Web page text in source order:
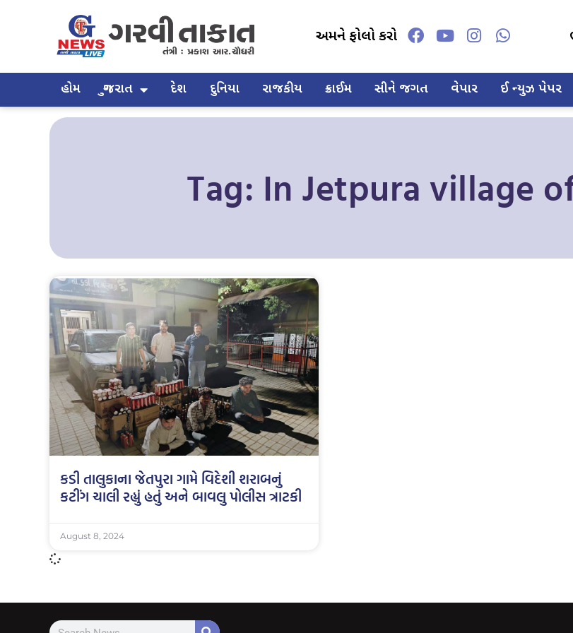
અમને ફોલો કરો
હોમ ગુજરાત દેશ દુનિયા રાજકીય ક્રાઈમ સીને જગત વેપાર ઈ ન્યુઝ પેપર
Tag: In Jetpura village
કડી તાલુકાના જેતપુરા ગામે વિદેશી શરાબનું
કટીંગ ચાલી રહ્યું હતું અને બાવલુ પોલીસ ત્રાટકી
August 8, 2024